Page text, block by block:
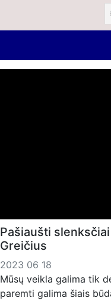
Pašiaušti
Greičius
2023 06 18
Mūsų veikla galima tik
paremti galima šiais